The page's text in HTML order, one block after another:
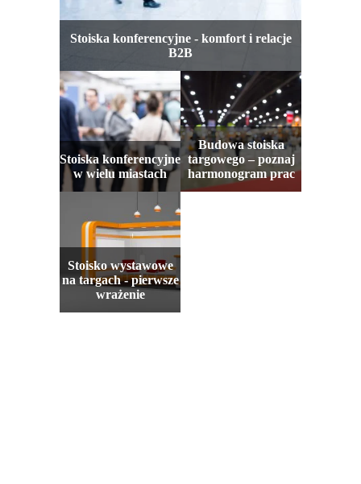
Stoiska konferencyjne - komfort i relacje
B2B
Stoiska konferencyjne
w wielu miastach
Budowa stoiska
targowego – poznaj
harmonogram prac
Stoisko wystawowe
na targach - pierwsze
wrażenie